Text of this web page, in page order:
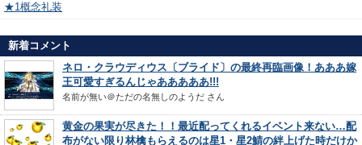
★1概念礼装
新着コメント
ネロ・クラウディウス〔ブライド〕の最終再臨画像！あああ嫁
王可愛すぎるんじゃあああああ!!!
名前が無い＠ただの名無しのようだ さん
黄金の果実が尽きた！！最近配ってくれるイベント来ない…配
布がない限り林檎もらえるのは星1・星2鯖の絆上げた時だけか